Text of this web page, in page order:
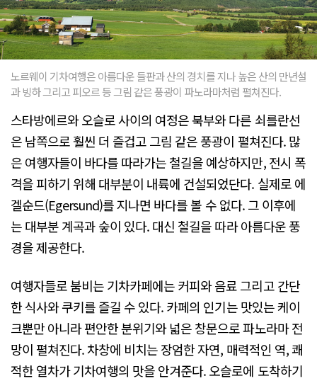
노르웨이 기차여행은 아름다운 들판과 산의 경치를 지나 높은 산의 만년설
과 빙하 그리고 피오르 등 그림 같은 풍광이 파노라마처럼 펼쳐진다.
스타방에르와 오슬로 사이의 여정은 북부와 다른 쇠를란선
은 남쪽으로 훨씬 더 즐겁고 그림 같은 풍광이 펼쳐진다. 많
은 여행자들이 바다를 따라가는 철길을 예상하지만, 전시 폭
격을 피하기 위해 대부분이 내륙에 건설되었단다. 실제로 에
겔순드(Egersund)를 지나면 바다를 볼 수 없다. 그 이후에
는 대부분 계곡과 숲이 있다. 대신 철길을 따라 아름다운 풍
경을 제공한다.
여행자들로 붐비는 기차카페에는 커피와 음료 그리고 간단
한 식사와 쿠키를 즐길 수 있다. 카페의 인기는 맛있는 케이
크뿐만 아니라 편안한 분위기와 넓은 창문으로 파노라마 전
망이 펼쳐진다. 차창에 비치는 장엄한 자연, 매력적인 역, 쾌
적한 열차가 기차여행의 맛을 안겨준다. 오슬로에 도착하기